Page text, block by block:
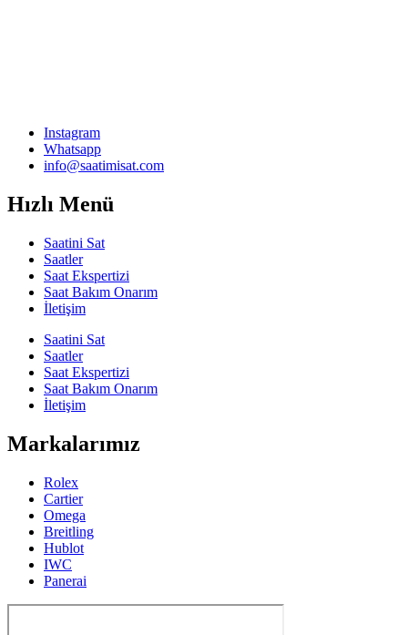
Instagram
Whatsapp
info@saatimisat.com
Hızlı Menü
Saatini Sat
Saatler
Saat Ekspertizi
Saat Bakım Onarım
İletişim
Saatini Sat
Saatler
Saat Ekspertizi
Saat Bakım Onarım
İletişim
Markalarımız
Rolex
Cartier
Omega
Breitling
Hublot
IWC
Panerai